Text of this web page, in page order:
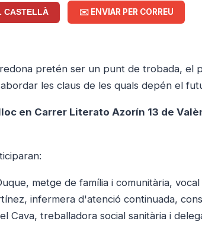
CASTELLÀ ✉️ ENVIAR PER CORREU
pretén ser un punt de trobada, el
les claus de les quals depén el
en Carrer Literato Azorín 13 de
metge de família i comunitària, vocal
infermera d'atenció continuada,
Cava, treballadora social sanitària i